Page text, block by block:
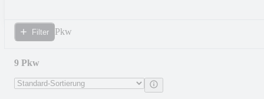
Filter Pkw
9 Pkw